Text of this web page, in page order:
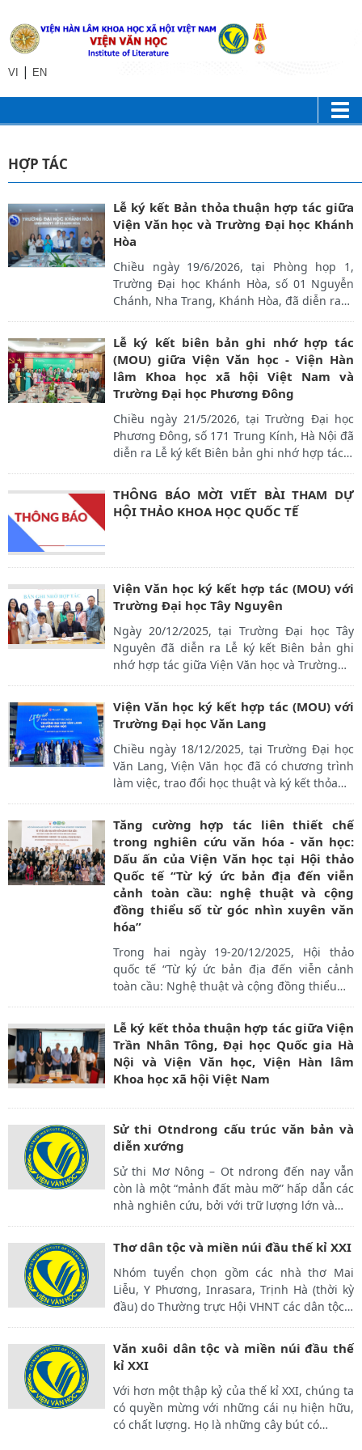
VI | EN
HỢP TÁC
Lễ ký kết Bản thỏa thuận hợp tác giữa
Viện Văn học và Trường Đại học Khánh
Hòa
Chiều ngày 19/6/2026, tại Phòng họp 1,
Trường Đại học Khánh Hòa, số 01 Nguyễn
Chánh, Nha Trang, Khánh Hòa, đã diễn ra…
Lễ ký kết biên bản ghi nhớ hợp tác
(MOU) giữa Viện Văn học - Viện Hàn
lâm Khoa học xã hội Việt Nam và
Trường Đại học Phương Đông
Chiều ngày 21/5/2026, tại Trường Đại học
Phương Đông, số 171 Trung Kính, Hà Nội đã
diễn ra Lễ ký kết Biên bản ghi nhớ hợp tác…
THÔNG BÁO MỜI VIẾT BÀI THAM DỰ
HỘI THẢO KHOA HỌC QUỐC TẾ
Viện Văn học ký kết hợp tác (MOU) với
Trường Đại học Tây Nguyên
Ngày 20/12/2025, tại Trường Đại học Tây
Nguyên đã diễn ra Lễ ký kết Biên bản ghi
nhớ hợp tác giữa Viện Văn học và Trường…
Viện Văn học ký kết hợp tác (MOU) với
Trường Đại học Văn Lang
Chiều ngày 18/12/2025, tại Trường Đại học
Văn Lang, Viện Văn học đã có chương trình
làm việc, trao đổi học thuật và ký kết thỏa…
Tăng cường hợp tác liên thiết chế
trong nghiên cứu văn hóa - văn học:
Dấu ấn của Viện Văn học tại Hội thảo
Quốc tế “Từ ký ức bản địa đến viễn
cảnh toàn cầu: nghệ thuật và cộng
đồng thiểu số từ góc nhìn xuyên văn
hóa”
Trong hai ngày 19-20/12/2025, Hội thảo
quốc tế “Từ ký ức bản địa đến viễn cảnh
toàn cầu: Nghệ thuật và cộng đồng thiểu…
Lễ ký kết thỏa thuận hợp tác giữa Viện
Trần Nhân Tông, Đại học Quốc gia Hà
Nội và Viện Văn học, Viện Hàn lâm
Khoa học xã hội Việt Nam
Sử thi Otndrong cấu trúc văn bản và
diễn xướng
Sử thi Mơ Nông – Ot ndrong đến nay vẫn
còn là một “mảnh đất màu mỡ” hấp dẫn các
nhà nghiên cứu, bởi với trữ lượng lớn và…
Thơ dân tộc và miền núi đầu thế kỉ XXI
Nhóm tuyển chọn gồm các nhà thơ Mai
Liễu, Y Phương, Inrasara, Trịnh Hà (thời kỳ
đầu) do Thường trực Hội VHNT các dân tộc…
Văn xuôi dân tộc và miền núi đầu thế
kỉ XXI
Với hơn một thập kỷ của thế kỉ XXI, chúng ta
có quyền mừng với những cái nụ hiện hữu,
có chất lượng. Họ là những cây bút có…